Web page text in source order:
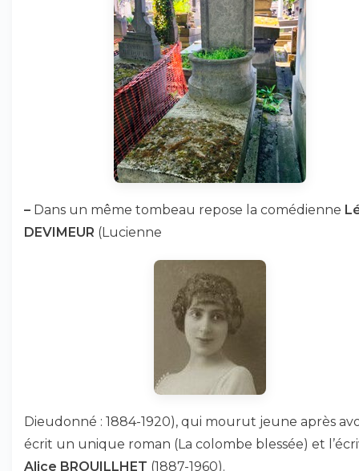
– Dans un même tombeau repose la comédienne
DEVIMEUR (Lucienne
Dieudonné : 1884-1920), qui mourut jeune après
écrit un unique roman (La colombe blessée) et
Alice BROUILLHET (1887-1960).